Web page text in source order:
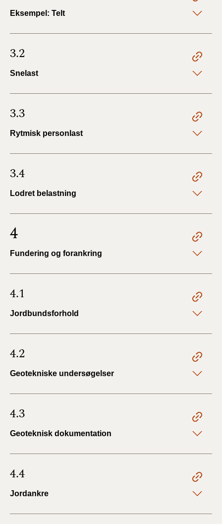
Eksempel: Telt
3.2
Snelast
3.3
Rytmisk personlast
3.4
Lodret belastning
4
Fundering og forankring
4.1
Jordbundsforhold
4.2
Geotekniske undersøgelser
4.3
Geoteknisk dokumentation
4.4
Jordankre